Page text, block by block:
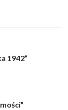
1942”